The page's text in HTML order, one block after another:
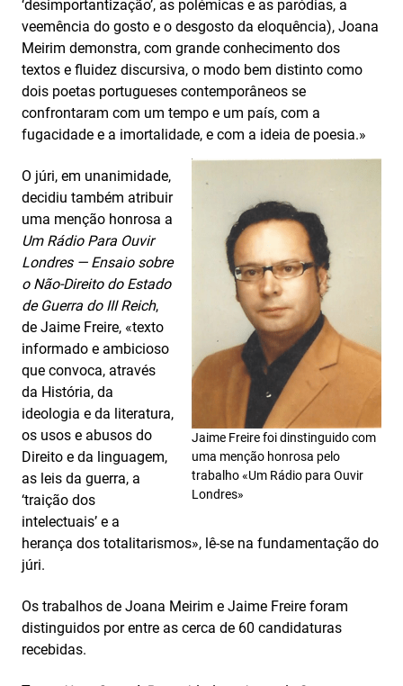
‘desimportantização’, as polémicas e as paródias, a
veemência do gosto e o desgosto da eloquência), Joana
Meirim demonstra, com grande conhecimento dos
textos e fluidez discursiva, o modo bem distinto como
dois poetas portugueses contemporâneos se
confrontaram com um tempo e um país, com a
fugacidade e a imortalidade, e com a ideia de poesia.»
Jaime Freire foi dinstinguido com
uma menção honrosa pelo
trabalho «Um Rádio para Ouvir
Londres»
O júri, em unanimidade,
decidiu também atribuir
uma menção honrosa a
Um Rádio Para Ouvir
Londres — Ensaio sobre
o Não‑Direito do Estado
de Guerra do III Reich,
de Jaime Freire, «texto
informado e ambicioso
que convoca, através
da História, da
ideologia e da literatura,
os usos e abusos do
Direito e da linguagem,
as leis da guerra, a
‘traição dos
intelectuais’ e a
herança dos totalitarismos», lê-se na fundamentação do
júri.
Os trabalhos de Joana Meirim e Jaime Freire foram
distinguidos por entre as cerca de 60 candidaturas
recebidas.